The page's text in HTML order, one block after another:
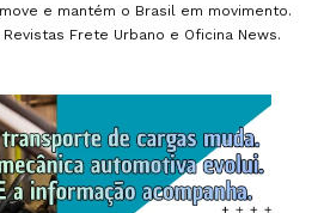
e mantém o Brasil em movimento.
Frete Urbano e Oficina News.